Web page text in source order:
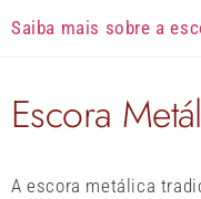
Saiba mais sobre a
Escora
A escora metálica